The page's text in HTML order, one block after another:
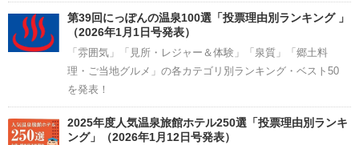
第39回にっぽんの温泉100選「投票理由別ランキング 」
（2026年1月1日号発表）
「雰囲気」「見所・レジャー＆体験」「泉質」「郷土料
理・ご当地グルメ」の各カテゴリ別ランキング・ベスト50
を発表！
2025年度人気温泉旅館ホテル250選「投票理由別ランキ
ング」（2026年1月12日号発表）